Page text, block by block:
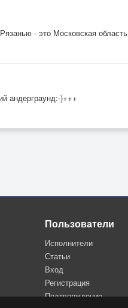
- это Московская область
андерграунд:-)+++
Пользователи
Исполнители
Статьи
Вход
Регистрация
Подтверждение